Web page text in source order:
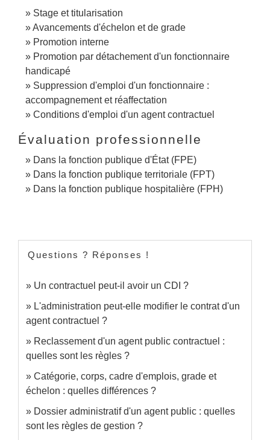
Stage et titularisation
Avancements d'échelon et de grade
Promotion interne
Promotion par détachement d'un fonctionnaire
handicapé
Suppression d'emploi d'un fonctionnaire :
accompagnement et réaffectation
Conditions d'emploi d'un agent contractuel
Évaluation professionnelle
Dans la fonction publique d'État (FPE)
Dans la fonction publique territoriale (FPT)
Dans la fonction publique hospitalière (FPH)
Questions ? Réponses !
Un contractuel peut-il avoir un CDI ?
L'administration peut-elle modifier le contrat d'un
agent contractuel ?
Reclassement d'un agent public contractuel :
quelles sont les règles ?
Catégorie, corps, cadre d'emplois, grade et
échelon : quelles différences ?
Dossier administratif d'un agent public : quelles
sont les règles de gestion ?